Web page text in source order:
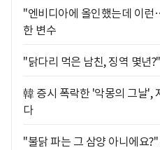
"엔비디아에 올인했는데 이
한 변수
"닭다리 먹은 남친, 징역 몇년
韓 증시 폭락한 '악몽의 그날',
다
"불닭 파는 그 삼양 아니에요